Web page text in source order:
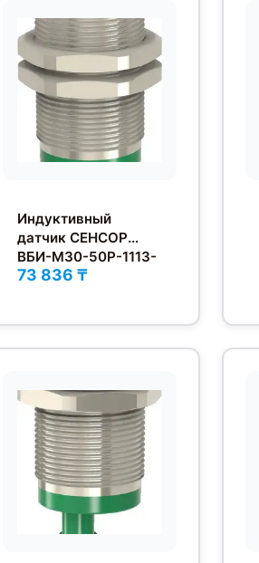
Индуктивный
датчик СЕНСОР
ВБИ-М30-50Р-1113-
СА.51
73 836 ₸